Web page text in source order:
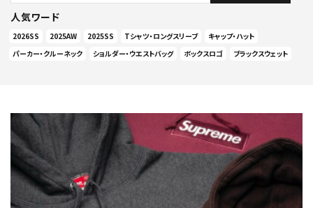
人気ワード
2026SS 2025AW 2025SS Tシャツ・ロングスリーブ
キャップ・ハット
パーカー・クルーネック
ショルダー・ウエストバッグ ボックスロゴ ブラックスウェット